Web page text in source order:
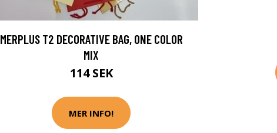
MERPLUS T2 DECORATIVE BAG, ONE COLOR
MIX
114 SEK
MER INFO!